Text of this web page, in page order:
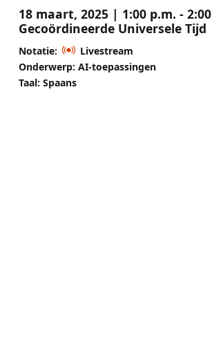
18 maart, 2025 | 1:00 p.m. -
Gecoördineerde Universele Tijd
Notatie:
Livestream
Onderwerp: AI-toepassingen
Taal: Spaans